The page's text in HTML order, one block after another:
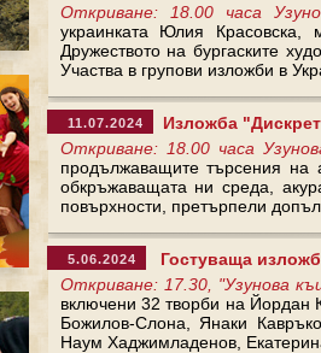
Откриване: 18.00 часа
украинката Юлия
Дружеството на бургаските
Участва в групови изложби в
11.07.2024
Изложба
Откриване: 18.00 часа
продължаващите търсения на
обкръжаващата ни среда,
повърхности, претърпели
5.06.2024
Гостуваща
Откриване: 17.30, "Узунова
включени 32 творби на Йордан
Божилов-Слона, Янаки
Наум Хаджимладенов,